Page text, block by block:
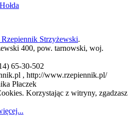
Strzyżewski.
400, pow. tarnowski, woj.
65-30-502
, http://www.rzepiennik.pl/
Płaczek
Korzystając z witryny, zgadzasz